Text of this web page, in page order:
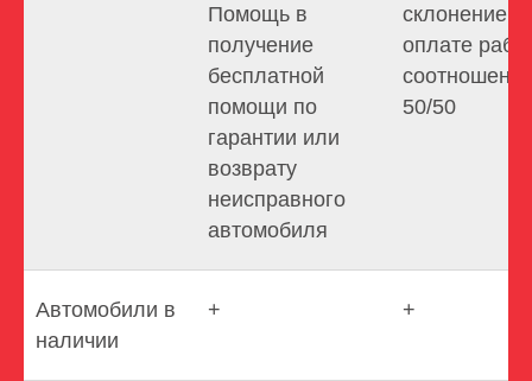
Помощь в
получение
бесплатной
помощи по
гарантии или
возврату
неисправного
автомобиля
склонение к
оплате
50/50
Автомобили в
наличии
+ +